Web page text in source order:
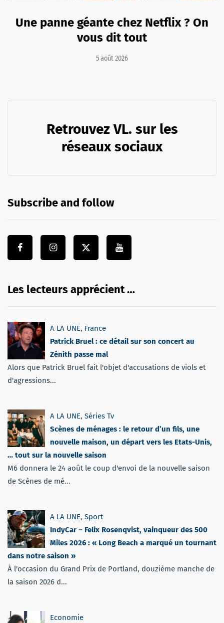
Une panne géante chez Netflix ? On
vous dit tout
5 août 2026
Retrouvez VL. sur les
réseaux sociaux
Subscribe and follow
Les lecteurs apprécient …
A LA UNE, France
Patrick Bruel : ce détail sur son concert au
Zénith passe mal
Alors que Patrick Bruel fait l'objet d'accusations de viols et
d'agressions...
A LA UNE, Séries Tv
Scènes de ménages : le retour d’un fils, une
nouvelle maison, un départ vers les Etats-Unis,
… tout sur la nouvelle saison
M6 donnera le 24 août le coup d'envoi de la nouvelle saison
de Scènes de mé...
A LA UNE, Sport
IndyCar – Felix Rosenqvist, vainqueur des 500
Miles 2026 : « Long Beach a marqué un tournant
dans notre saison »
À l'occasion du Grand Prix de Portland, douzième manche de
la saison 2026 d...
Economie